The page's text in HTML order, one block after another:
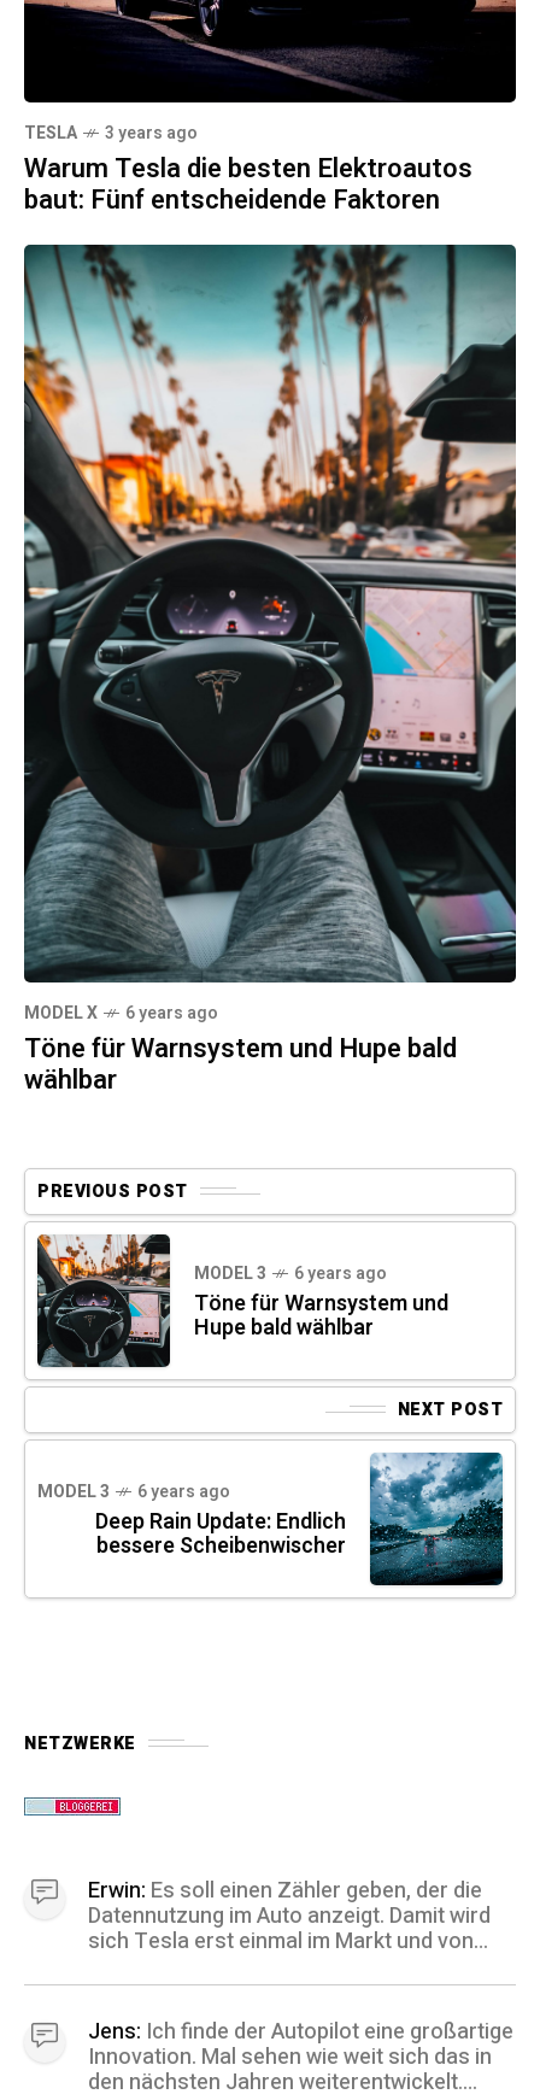
TESLA 3 years ago
Warum Tesla die besten Elektroautos
baut: Fünf entscheidende Faktoren
MODEL X 6 years ago
Töne für Warnsystem und Hupe bald
wählbar
PREVIOUS POST
MODEL 3 6 years ago
Töne für Warnsystem und
Hupe bald wählbar
NEXT POST
MODEL 3 6 years ago
Deep Rain Update: Endlich
bessere Scheibenwischer
NETZWERKE
Erwin: Es soll einen Zähler geben, der die
Datennutzung im Auto anzeigt. Damit wird
sich Tesla erst einmal im Markt und von
Jens: Ich finde der Autopilot eine großartige
Innovation. Mal sehen wie weit sich das in
den nächsten Jahren weiterentwickelt.